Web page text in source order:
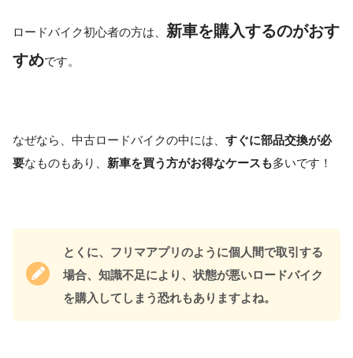
ロードバイク初心者の方は、 新車を購入するのがおす
すめです。
なぜなら、中古ロードバイクの中には、 すぐに部品交換が必
要なものもあり、 新車を買う方がお得なケースも多いです！
とくに、フリマアプリのように個人間で取引する
場合、知識不足により、状態が悪いロードバイク
を購入してしまう恐れもありますよね。